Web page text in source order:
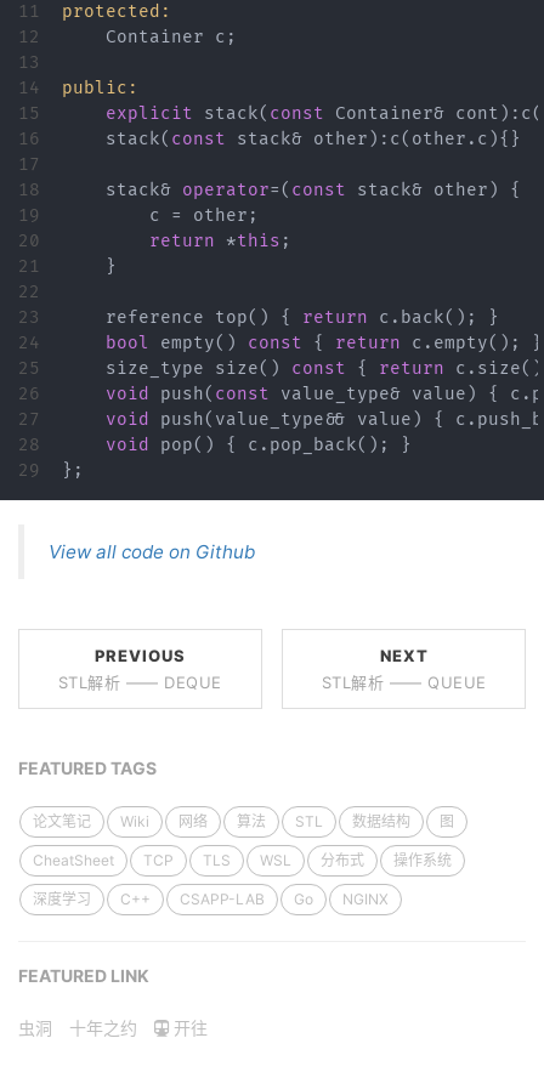
11
12
13
14
15
16
17
18
19
20
21
22
23
24
25
26
27
28
protected:
Container
c ;
public:
explicit
stack( const Container& cont ) : c(
stack( const stack& other ) : c( other . c ){}
stack& operator=( const stack& other )
{
c
= other ;
return
*this ;
}
reference top() { return c . back();
}
bool
empty() const { return c . empty();
}
size_type
size() const { return c . size
void
push( const value_type& value ) { c .
void
push( value_type&& value ) { c .
void
pop() { c . pop_back();
}
};
View all code on Github
PREVIOUS
STL解析 —— DEQUE
NEXT
STL解析 —— QUEUE
FEATURED TAGS
论文笔记 Wiki 网络 算法 STL 数据结构 图
CheatSheet TCP TLS WSL 分布式 操作系统
深度学习 C++ CSAPP-LAB Go NGINX
FEATURED LINK
虫洞 十年之约 开往